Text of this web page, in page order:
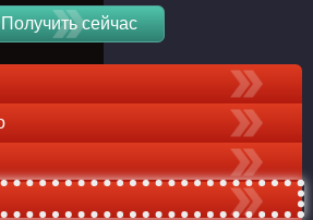
Получить сейчас